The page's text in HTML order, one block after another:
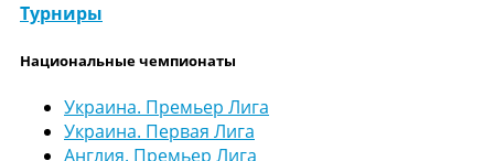
Турниры
Национальные чемпионаты
Украина. Премьер Лига
Украина. Первая Лига
Англия. Премьер Лига